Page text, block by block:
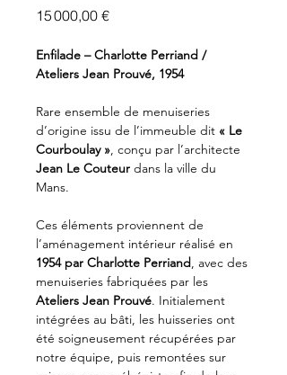
15 000,00 €Prix
Enfilade – Charlotte Perriand /
Ateliers Jean Prouvé, 1954
Rare ensemble de menuiseries
d’origine issu de l’immeuble dit « Le
Courboulay », conçu par l’architecte
Jean Le Couteur dans la ville du
Mans.
Ces éléments proviennent de
l’aménagement intérieur réalisé en
1954 par Charlotte Perriand, avec des
menuiseries fabriquées par les
Ateliers Jean Prouvé. Initialement
intégrées au bâti, les huisseries ont
été soigneusement récupérées par
notre équipe, puis remontées sur